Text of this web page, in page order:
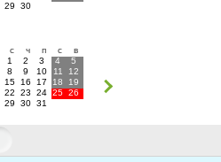
29 30
с ч п с
в
1 2 3 4
5
8 9 10 11
12
15 16 17 18
19
22 23 24 25 26
29 30 31